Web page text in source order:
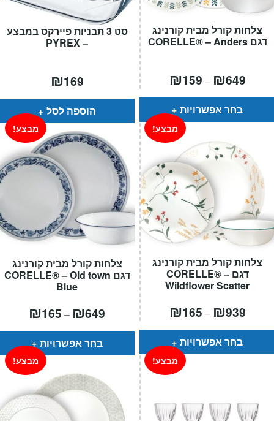
סט 3 תבניות פיירקס במבצע
– PYREX
₪169
הוספה לסל
צלחות קורל מבית קורנינג
דגם CORELLE® – Anders
₪159 – ₪649טווח
⁦₪159⁩
בחר אפשרויות
צלחות קורל מבית קורנינג
דגם CORELLE® – Old town
Blue
מבצע!
₪165 – ₪649
⁦₪165⁩
בחר אפשרויות
צלחות קורל מבית קורנינג
דגם CORELLE® –
Wildflower Scatter
מבצע!
₪165 – ₪939טווח
⁦₪165⁩
בחר אפשרויות
מבצע! מבצע!